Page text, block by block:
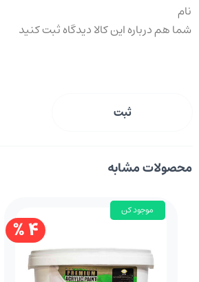
ثبت
محصولات مشابه
4 %
موجود کن